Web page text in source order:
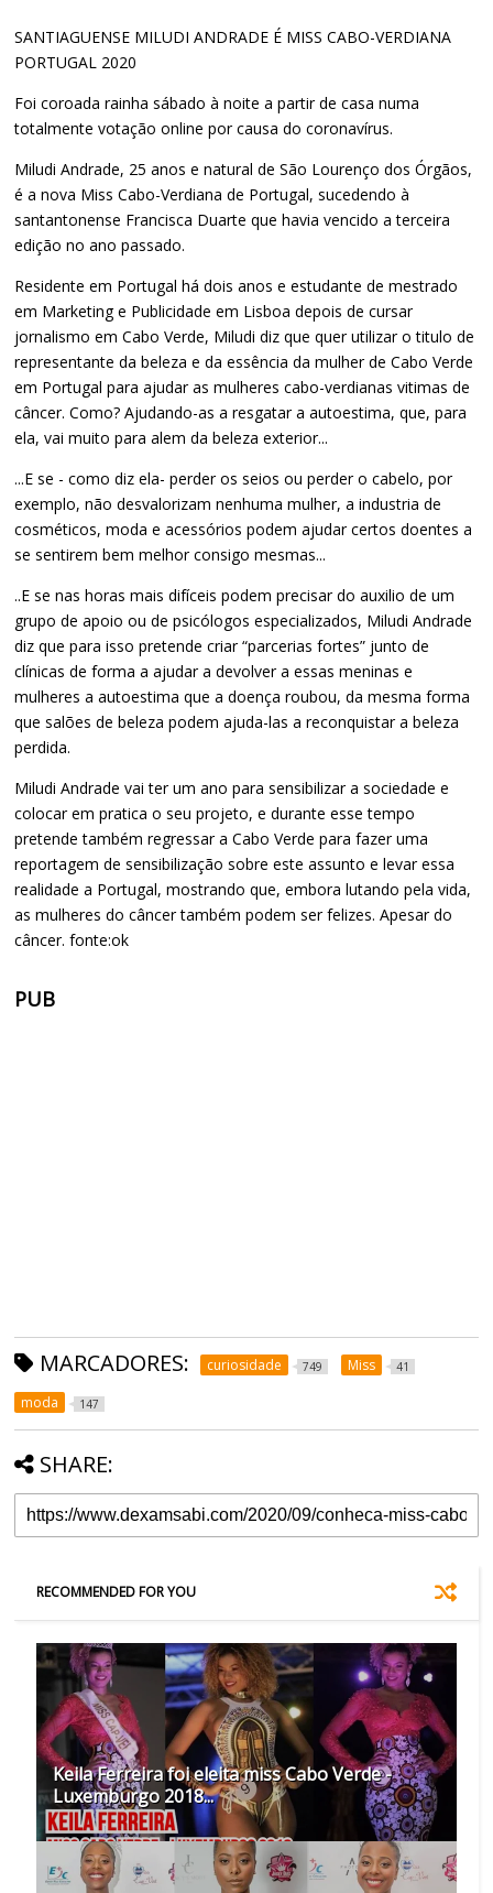
SANTIAGUENSE MILUDI ANDRADE É MISS CABO-VERDIANA
PORTUGAL 2020
Foi coroada rainha sábado à noite a partir de casa numa
totalmente votação online por causa do coronavírus.
Miludi Andrade, 25 anos e natural de São Lourenço dos Órgãos,
é a nova Miss Cabo-Verdiana de Portugal, sucedendo à
santantonense Francisca Duarte que havia vencido a terceira
edição no ano passado.
Residente em Portugal há dois anos e estudante de mestrado
em Marketing e Publicidade em Lisboa depois de cursar
jornalismo em Cabo Verde, Miludi diz que quer utilizar o titulo de
representante da beleza e da essência da mulher de Cabo Verde
em Portugal para ajudar as mulheres cabo-verdianas vitimas de
câncer. Como? Ajudando-as a resgatar a autoestima, que, para
ela, vai muito para alem da beleza exterior...
...E se - como diz ela- perder os seios ou perder o cabelo, por
exemplo, não desvalorizam nenhuma mulher, a industria de
cosméticos, moda e acessórios podem ajudar certos doentes a
se sentirem bem melhor consigo mesmas...
..E se nas horas mais difíceis podem precisar do auxilio de um
grupo de apoio ou de psicólogos especializados, Miludi Andrade
diz que para isso pretende criar “parcerias fortes” junto de
clínicas de forma a ajudar a devolver a essas meninas e
mulheres a autoestima que a doença roubou, da mesma forma
que salões de beleza podem ajuda-las a reconquistar a beleza
perdida.
Miludi Andrade vai ter um ano para sensibilizar a sociedade e
colocar em pratica o seu projeto, e durante esse tempo
pretende também regressar a Cabo Verde para fazer uma
reportagem de sensibilização sobre este assunto e levar essa
realidade a Portugal, mostrando que, embora lutando pela vida,
as mulheres do câncer também podem ser felizes. Apesar do
câncer. fonte:ok
PUB
MARCADORES: curiosidade 749 Miss 41
moda 147
SHARE:
RECOMMENDED FOR YOU
Keila Ferreira foi eleita miss Cabo Verde -
Luxemburgo 2018...